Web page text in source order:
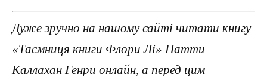
Дуже зручно на нашому сайті читати книгу
«Таємниця книги Флори Лі» Патти
Каллахан Генри онлайн, а перед цим